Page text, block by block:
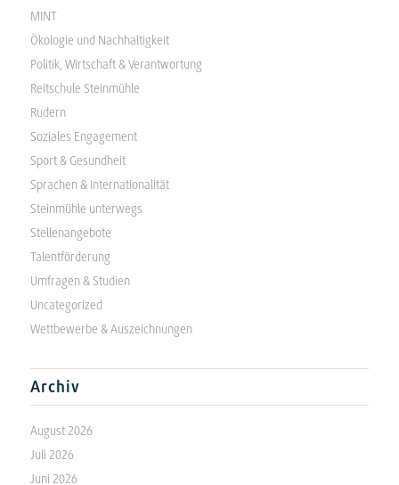
MINT
Ökologie und Nachhaltigkeit
Politik, Wirtschaft & Verantwortung
Reitschule Steinmühle
Rudern
Soziales Engagement
Sport & Gesundheit
Sprachen & Internationalität
Steinmühle unterwegs
Stellenangebote
Talentförderung
Umfragen & Studien
Uncategorized
Wettbewerbe & Auszeichnungen
Archiv
August 2026
Juli 2026
Juni 2026